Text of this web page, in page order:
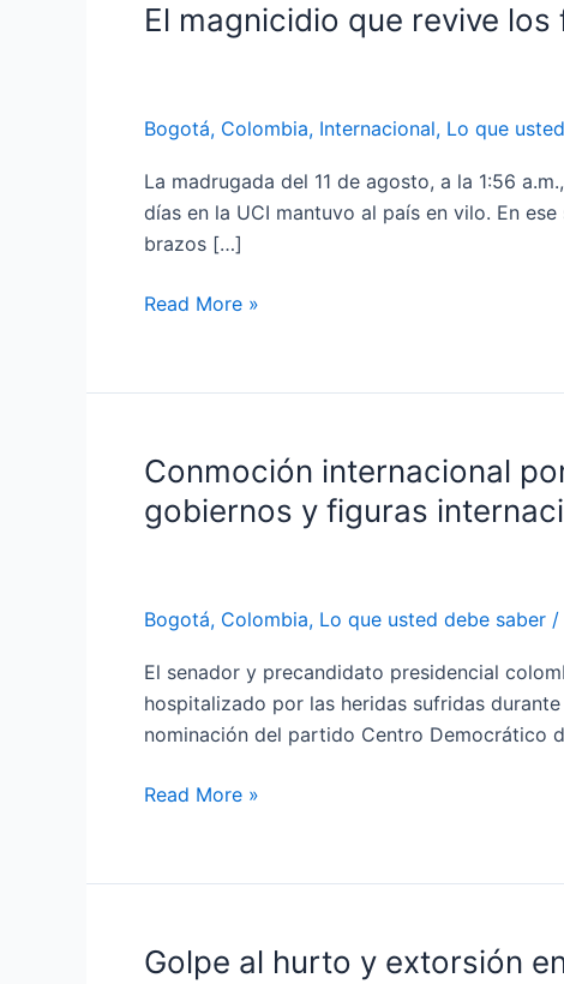
El magnicidio que revive
Bogotá, Colombia, Internacional, Lo que
La madrugada del 11 de agosto, a la 1:56
días en la UCI mantuvo al país en vilo. En
brazos […]
El
magnicidio
los
fantasmas
de
Colombia
Read More »
Conmoción internacional
gobiernos y figuras
Bogotá, Colombia, Lo que usted debe saber /
El senador y precandidato presidencial
hospitalizado por las heridas sufridas
nominación del partido Centro Democrático
Conmoción
internacional
por
de
Uribe:
así
reaccionaron
gobiernos
Read More »
Golpe al hurto y extorsión
Golpe